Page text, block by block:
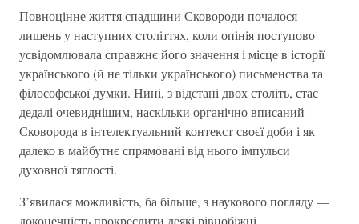
Повноцінне життя спадщини Сковороди почалося
лишень у наступних століттях, коли опінія поступово
усвідомлювала справжнє його значення і місце в історії
українського (й не тільки українського) письменства та
філософської думки. Нині, з відстані двох століть, стає
дедалі очевиднішим, наскільки органічно вписаний
Сковорода в інтелектуальний контекст своєї доби і як
далеко в майбутнє спрямовані від нього імпульси
духовної тяглості.
З’явилася можливість, ба більше, з наукового погляду —
доконечність прокреслити деякі рівнобіжні.